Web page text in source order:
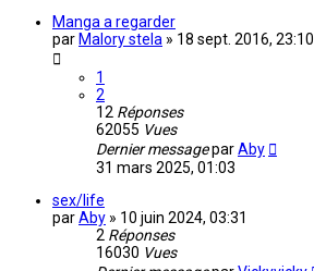
Manga a regarder
par Malory stela » 18 sept. 2016, 23:10
1
2
12 Réponses
62055 Vues
Dernier messageparAby
31 mars 2025, 01:03
sex/life
parAby » 10 juin 2024, 03:31
2 Réponses
16030 Vues